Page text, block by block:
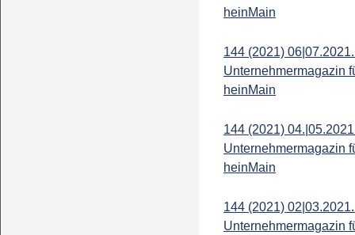
heinMain
144 (2021)
Unternehmermagazin
heinMain
144 (2021)
Unternehmermagazin
heinMain
144 (2021)
Unternehmermagazin